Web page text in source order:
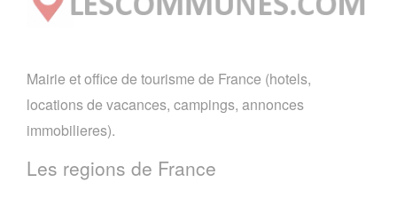
Mairie et office de tourisme de France (hotels,
locations de vacances, campings, annonces
immobilieres).
Les regions de France